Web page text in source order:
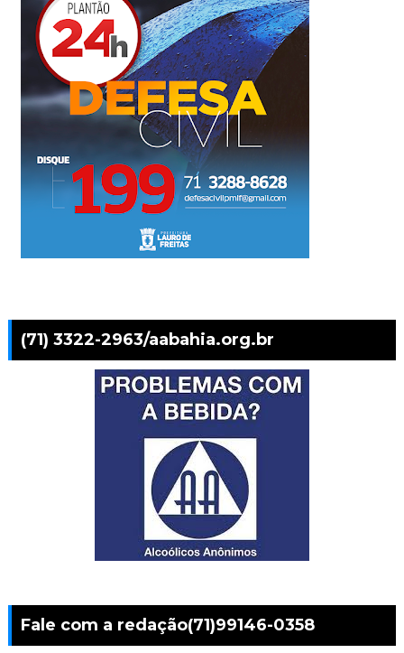
(71) 3322-2963/aabahia.org.br
Fale com a redação(71)99146-0358